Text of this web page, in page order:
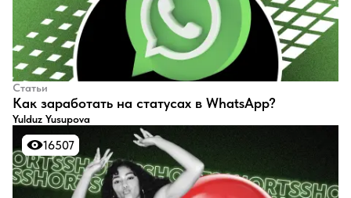
Статьи
​Как заработать на статусах в WhatsApp?
Yulduz Yusupova
16507
16507